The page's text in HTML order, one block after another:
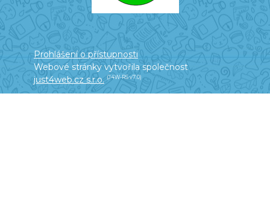
Prohlášení o přístupnosti
Webové stránky vytvořila společnost
just4web.cz s.r.o. (J4W-RS v7.0)